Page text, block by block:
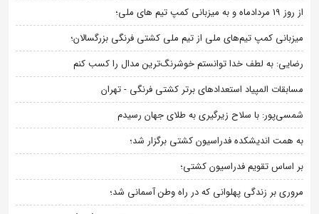
از روز 19 مردادماه و به میزبانی کمپ تیم های ملی؛
میزبانی کمپ تیم‌های ملی از تیم ملی کشتی فرنگی بزرگسالان؛
رضایی: به لطف خدا توانستم خوشرنگ‌ترین مدال را کسب کنم
مسابقات المپیاد استعدادهای برتر کشتی فرنگی - تهران
شمسی‌پور: با سلاح زیرگیری به طلای جهان رسیدم
به همت اندیشکده فدراسیون کشتی برگزار شد؛
بر اساس تقویم فدراسیون کشتی؛
مروری بر زندگی پهلوانی که در راه وطن آسمانی شد؛